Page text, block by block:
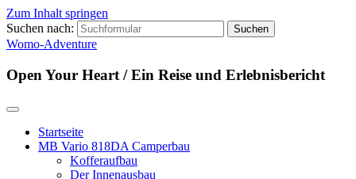
Zum Inhalt springen
Suchen nach:
Womo-Adventure
Open Your Heart / Ein Reise und Erlebnisbericht
Startseite
MB Vario 818DA Camperbau
Kofferaufbau
Der Innenausbau